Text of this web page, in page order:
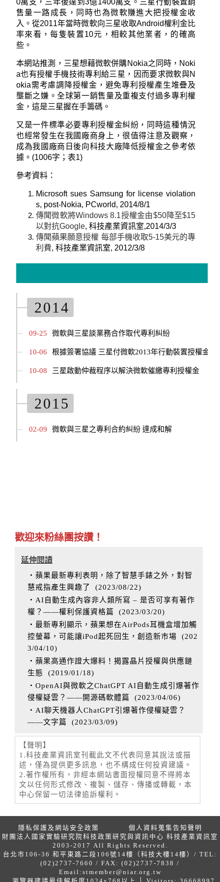
0萬支，三年後達到3億1400萬支。三星行動裝置銷
售量一路成長，同時也為微軟賺進大把授權金收
入。從2011年當時微軟向三星收取Android權利金比
率來看，每隻裝置10元，相較其他業者，的確高
些。
本網站推測，三星想藉微軟併購Nokia之同時，Noki
a也有授權手機技術專利給三星，因而要求微軟與N
okia需考慮調降授權金，避免專利授權產生堆疊及
壟斷之嫌。全球第一銷售量及重複支付過多專利權
金，這是三星握在手籌碼。
又是一件標準必要專利授權金糾紛，同時這種情況
也經常發生在我國廠商身上，很值得注意及觀察，
成為我國廠商日後向科技大廠降低授權金之參考依
據。(1006字；表1)
參考資料：
Microsoft sues Samsung for license violation
s, post-Nokia, PCworld, 2014/8/1
傳聞微軟將Windows 8.1授權金由$50降至$15
以對抗Google, 科技產業資訊室,2014/3/3
傳聞蘋果願意授權 每部手機收取5-15美元的專
利費, 科技產業資訊室, 2012/3/8
2014
09-25 微軟與三星談業務合作取代專利糾紛
10-06 根據簽署協議 三星付微軟2013年行動裝置授權金共
10-08 三星啟動仲裁程序以解決微軟催繳專利授權金
2015
02-09 微軟與三星之專利合約糾紛 達成和解
歡迎來粉絲團按讚！
延伸閱讀
‧蘋果最新專利表明，除了智慧手錶之外，對智
慧戒指產生興趣了
(2023/08/22)
‧AI自動生成內容非人類所寫 – 是否可享有著作
權？——權利保護資格篇
(2023/03/20)
‧最新專利顯示，蘋果想在AirPods耳機盒增加觸
控螢幕，可能讓iPod起死回生，創造新市場 (202
3/04/10)
‧蘋果高通作證大爆料！揭露晶片授權與供應鏈
生態
(2019/01/18)
‧OpenAI與微軟之ChatGPT AI自動生成引爆著作
侵權疑雲？——開源碼軟體篇
(2023/04/06)
‧AI聊天機器人ChatGPT引爆著作侵權疑雲？
——文字篇
(2023/03/09)
【聲明】
1.科技產業資訊室刊載此文不代表同意其說法或描
述，僅為提供更多訊息，也不構成任何投資建議。
2.著作權所有，非經本網站書面授權同意不得將本
文以任何形式修改、複製、儲存、傳播或轉載，本
中心保留一切法律追訴權利。
隱私保護及網站安全政策
個人資料蒐集告知聲明
財團法人國家實驗研究院科技政策研究與資訊中心 科技產業資訊室
2003-2017 All Rights Reserved.
台北市106-36 和平東路二段106號14樓（科技大樓14樓）/ TEL:
(02)2737-7660 / FAX: (02)2737-7838 /
Email: stmember@niar.org.tw